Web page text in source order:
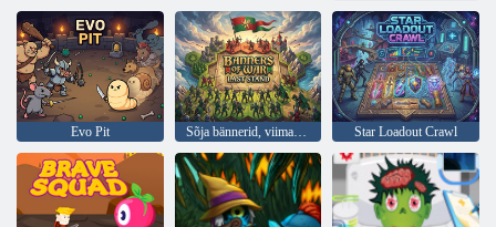
Evo Pit Sõja bännerid, viimane seis Star Loadout Crawl